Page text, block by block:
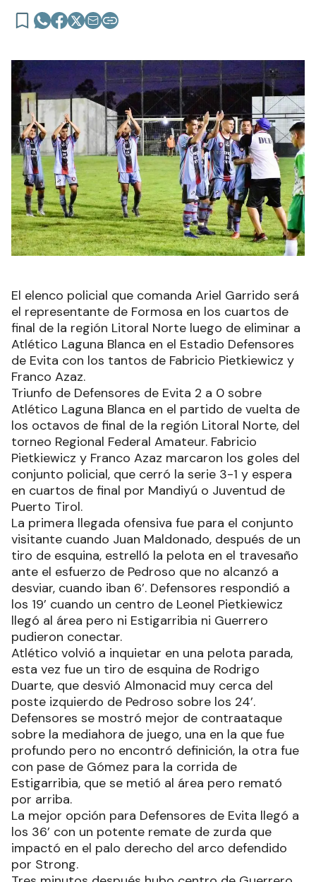
El elenco policial que comanda Ariel Garrido será
el representante de Formosa en los cuartos de
final de la región Litoral Norte luego de eliminar a
Atlético Laguna Blanca en el Estadio Defensores
de Evita con los tantos de Fabricio Pietkiewicz y
Franco Azaz.
Triunfo de Defensores de Evita 2 a 0 sobre
Atlético Laguna Blanca en el partido de vuelta de
los octavos de final de la región Litoral Norte, del
torneo Regional Federal Amateur. Fabricio
Pietkiewicz y Franco Azaz marcaron los goles del
conjunto policial, que cerró la serie 3-1 y espera
en cuartos de final por Mandiyú o Juventud de
Puerto Tirol.
La primera llegada ofensiva fue para el conjunto
visitante cuando Juan Maldonado, después de un
tiro de esquina, estrelló la pelota en el travesaño
ante el esfuerzo de Pedroso que no alcanzó a
desviar, cuando iban 6’. Defensores respondió a
los 19’ cuando un centro de Leonel Pietkiewicz
llegó al área pero ni Estigarribia ni Guerrero
pudieron conectar.
Atlético volvió a inquietar en una pelota parada,
esta vez fue un tiro de esquina de Rodrigo
Duarte, que desvió Almonacid muy cerca del
poste izquierdo de Pedroso sobre los 24’.
Defensores se mostró mejor de contraataque
sobre la mediahora de juego, una en la que fue
profundo pero no encontró definición, la otra fue
con pase de Gómez para la corrida de
Estigarribia, que se metió al área pero remató
por arriba.
La mejor opción para Defensores de Evita llegó a
los 36’ con un potente remate de zurda que
impactó en el palo derecho del arco defendido
por Strong.